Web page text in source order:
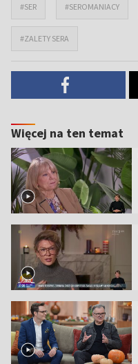
#SER #SEROMANIACY
#ZALETY SERA
Więcej na ten temat